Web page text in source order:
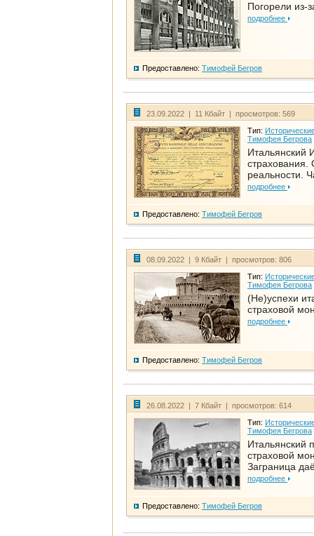
Погорели из-
подробнее
Предоставлено: Тимофей Бегров
23.09.2022 | 11 Кбайт | просмотров: 569
Тип:
Тимофея Бегрова
Итальянский
страхования.
реальности.
подробнее
Предоставлено: Тимофей Бегров
08.09.2022 | 9 Кбайт | просмотров: 806
Тип:
Тимофея Бегрова
(Не)успехи
страховой
подробнее
Предоставлено: Тимофей Бегров
26.08.2022 | 7 Кбайт | просмотров: 614
Тип:
Тимофея Бегрова
Итальянский
страховой
Заграница
подробнее
Предоставлено: Тимофей Бегров